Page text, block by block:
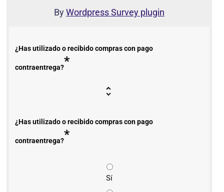
ByWordpress Survey plugin
¿Has utilizado o recibido compras con pago
contraentrega?*
¿Has utilizado o recibido compras con pago
contraentrega?*
Sí